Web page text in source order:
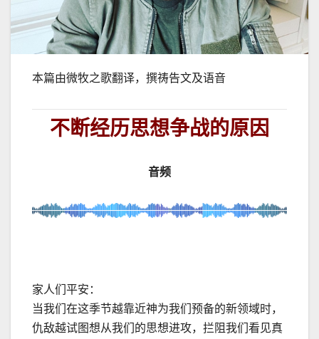
本篇由微牧之歌翻译，撰祷告文及语音
不断经历思想争战的原因
音频
家人们平安：
当我们在这季节越靠近神为我们预备的新领域时，
仇敌越试图想从我们的思想进攻，拦阻我们看见真